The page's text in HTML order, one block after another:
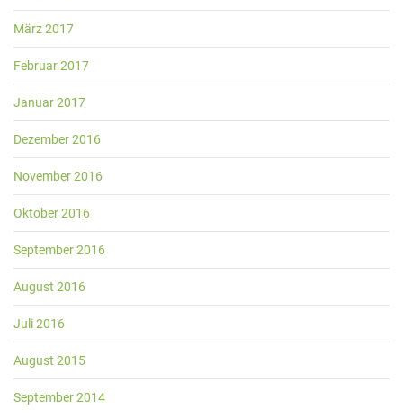
März 2017
Februar 2017
Januar 2017
Dezember 2016
November 2016
Oktober 2016
September 2016
August 2016
Juli 2016
August 2015
September 2014